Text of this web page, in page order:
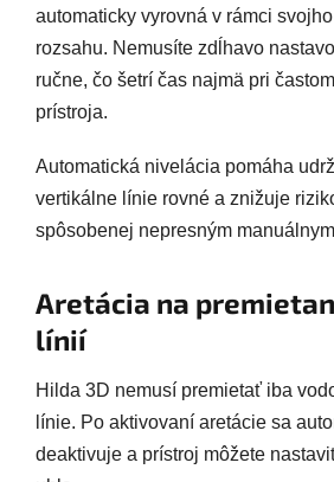
automaticky vyrovná v rámci
rozsahu. Nemusíte zdĺhavo
ručne, čo šetrí čas najmä pri
prístroja.
Automatická nivelácia pomáha
vertikálne línie rovné a znižuje
spôsobenej nepresným
Aretácia na
línií
Hilda 3D nemusí premietať iba
línie. Po aktivovaní aretácie sa
deaktivuje a prístroj môžete